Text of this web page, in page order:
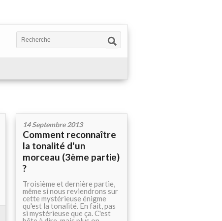
14 Septembre 2013
Comment reconnaître
la tonalité d'un
morceau (3ème partie)
?
Troisième et dernière partie,
même si nous reviendrons sur
cette mystérieuse énigme
qu'est la tonalité. En fait, pas
si mystérieuse que ça. C'est